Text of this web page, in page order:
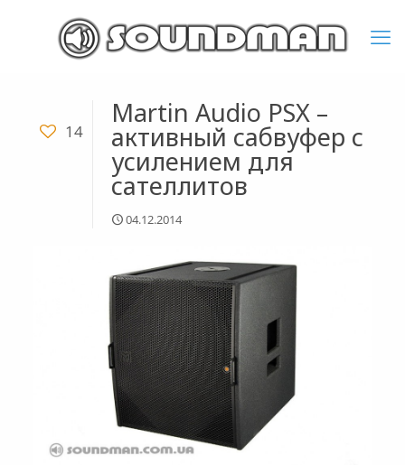
14
Martin Audio PSX –
активный сабвуфер с
усилением для
сателлитов
04.12.2014